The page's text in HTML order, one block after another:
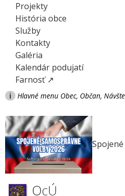
Projekty
História obce
Služby
Kontakty
Galéria
Kalendár podujatí
Farnosť ↗
i Hlavné menu Obec, Občan,